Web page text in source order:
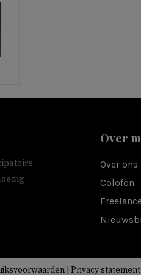
Over
Over ons
Colofon
Privacy statement